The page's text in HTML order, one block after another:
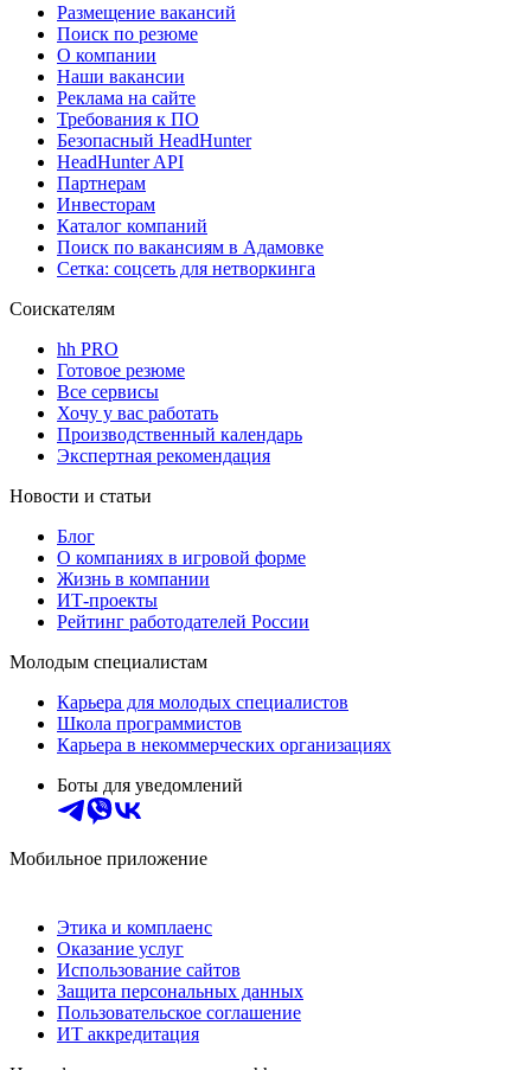
Размещение вакансий
Поиск по резюме
О компании
Наши вакансии
Реклама на сайте
Требования к ПО
Безопасный HeadHunter
HeadHunter API
Партнерам
Инвесторам
Каталог компаний
Поиск по вакансиям в Адамовке
Сетка: соцсеть для нетворкинга
Соискателям
hh PRO
Готовое резюме
Все сервисы
Хочу у вас работать
Производственный календарь
Экспертная рекомендация
Новости и статьи
Блог
О компаниях в игровой форме
Жизнь в компании
ИТ-проекты
Рейтинг работодателей России
Молодым специалистам
Карьера для молодых специалистов
Школа программистов
Карьера в некоммерческих организациях
Боты для уведомлений
Мобильное приложение
Этика и комплаенс
Оказание услуг
Использование сайтов
Защита персональных данных
Пользовательское соглашение
ИТ аккредитация